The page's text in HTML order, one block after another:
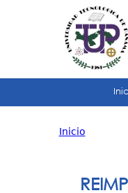
Principal
está
Inicio